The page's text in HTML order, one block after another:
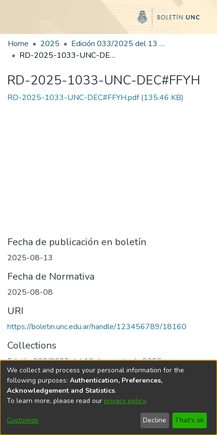
Home 2025
Edición 033/2025 del 13 de agosto de 2025
RD-2025-1033-UNC-DEC#FFYH
RD-2025-1033-UNC-DEC#FFYH
RD-2025-1033-UNC-DEC#FFYH.pdf(135.46 KB)
Fecha de publicación en boletín
2025-08-13
Fecha de Normativa
2025-08-08
URI
https://boletin.unc.edu.ar/handle/123456789/18160
Collections
Edición 033/2025 del 13 de agosto de 2025
Universidad Nacional de Córdoba
We collect and process your personal information for the
following purposes: Authentication, Preferences,
Acknowledgement and Statistics.
To learn more, please read our privacy policy.
Customize Decline That's ok